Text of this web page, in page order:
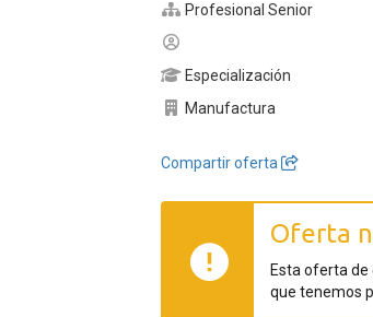
Profesional Senior
Especialización
Manufactura
Compartir oferta
Oferta
Esta oferta de
que tenemos